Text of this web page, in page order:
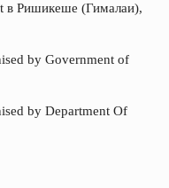
в Ришикеше (Гималаи),
by Government of
by Department Of